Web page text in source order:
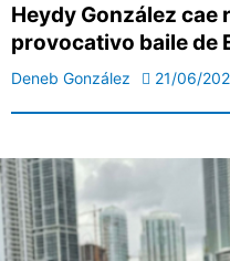
Heydy González cae
provocativo baile de
Deneb González 21/06/